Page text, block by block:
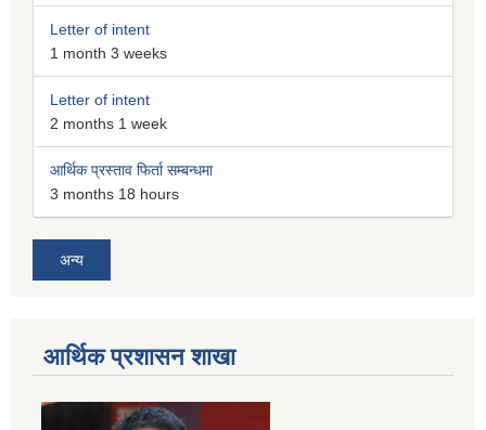
Letter of intent
1 month 3 weeks
Letter of intent
2 months 1 week
आर्थिक प्रस्ताव फिर्ता सम्बन्धमा
3 months 18 hours
अन्य
आर्थिक प्रशासन शाखा